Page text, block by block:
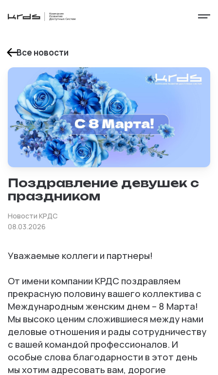
Все новости
Поздравление девушек с
праздником
Новости КРДС
08.03.2026
Уважаемые коллеги и партнеры!
От имени компании КРДС поздравляем
прекрасную половину вашего коллектива с
Международным женским днем – 8 Марта!
Мы высоко ценим сложившиеся между нами
деловые отношения и рады сотрудничеству
с вашей командой профессионалов. И
особые слова благодарности в этот день
мы хотим адресовать вам, дорогие